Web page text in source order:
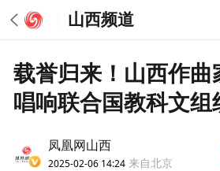
山西频道
载誉归来！山西作曲
唱响联合国教科文组
凤凰网山西
2025-02-06 14:24 来自北京